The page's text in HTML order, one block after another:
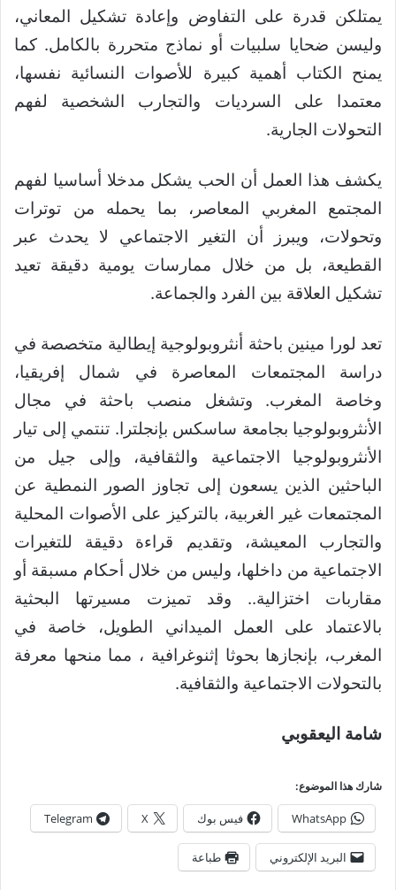
يمتلكن قدرة على التفاوض وإعادة تشكيل المعاني،
وليسن ضحايا سلبيات أو نماذج متحررة بالكامل. كما
يمنح الكتاب أهمية كبيرة للأصوات النسائية نفسها،
معتمدا على السرديات والتجارب الشخصية لفهم
التحولات الجارية.
يكشف هذا العمل أن الحب يشكل مدخلا أساسيا لفهم
المجتمع المغربي المعاصر، بما يحمله من توترات
وتحولات، ويبرز أن التغير الاجتماعي لا يحدث عبر
القطيعة، بل من خلال ممارسات يومية دقيقة تعيد
تشكيل العلاقة بين الفرد والجماعة.
تعد لورا مينين باحثة أنثروبولوجية إيطالية متخصصة في
دراسة المجتمعات المعاصرة في شمال إفريقيا،
وخاصة المغرب. وتشغل منصب باحثة في مجال
الأنثروبولوجيا بجامعة ساسكس بإنجلترا. تنتمي إلى تيار
الأنثروبولوجيا الاجتماعية والثقافية، وإلى جيل من
الباحثين الذين يسعون إلى تجاوز الصور النمطية عن
المجتمعات غير الغربية، بالتركيز على الأصوات المحلية
والتجارب المعيشة، وتقديم قراءة دقيقة للتغيرات
الاجتماعية من داخلها، وليس من خلال أحكام مسبقة أو
مقاربات اختزالية.. وقد تميزت مسيرتها البحثية
بالاعتماد على العمل الميداني الطويل، خاصة في
المغرب، بإنجازها بحوثا إثنوغرافية ، مما منحها معرفة
بالتحولات الاجتماعية والثقافية.
شامة اليعقوبي
شارك هذا الموضوع:
WhatsApp فيس بوك X
Telegram
البريد الإلكتروني طباعة